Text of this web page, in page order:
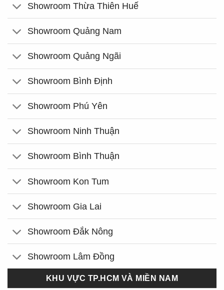
Showroom Thừa Thiên Huế
Showroom Quảng Nam
Showroom Quảng Ngãi
Showroom Bình Định
Showroom Phú Yên
Showroom Ninh Thuận
Showroom Bình Thuận
Showroom Kon Tum
Showroom Gia Lai
Showroom Đắk Nông
Showroom Lâm Đồng
KHU VỰC TP.HCM VÀ MIỀN NAM